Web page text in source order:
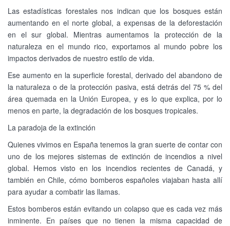
Las estadísticas forestales nos indican que los bosques están
aumentando en el norte global, a expensas de la deforestación
en el sur global. Mientras aumentamos la protección de la
naturaleza en el mundo rico, exportamos al mundo pobre los
impactos derivados de nuestro estilo de vida.
Ese aumento en la superficie forestal, derivado del abandono de
la naturaleza o de la protección pasiva, está detrás del 75 % del
área quemada en la Unión Europea, y es lo que explica, por lo
menos en parte, la degradación de los bosques tropicales.
La paradoja de la extinción
Quienes vivimos en España tenemos la gran suerte de contar con
uno de los mejores sistemas de extinción de incendios a nivel
global. Hemos visto en los incendios recientes de Canadá, y
también en Chile, cómo bomberos españoles viajaban hasta allí
para ayudar a combatir las llamas.
Estos bomberos están evitando un colapso que es cada vez más
inminente. En países que no tienen la misma capacidad de